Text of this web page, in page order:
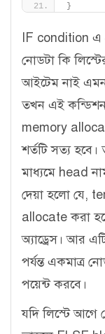
}
IF condition এ
নোডটা কি
আইটেম নাই
তখন এই
memory
শর্তটি সত্য
মাধ্যমে head
দেয়া হলো যে,
allocate করা
অ্যাড্রেস। আর
পর্যন্ত একমাত্র
পয়েন্ট করবে।
যদি লিস্টে